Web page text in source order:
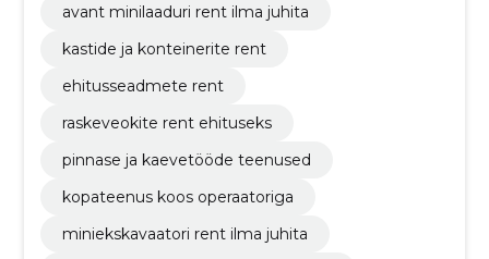
avant minilaaduri rent ilma juhita
kastide ja konteinerite rent
ehitusseadmete rent
raskeveokite rent ehituseks
pinnase ja kaevetööde teenused
kopateenus koos operaatoriga
miniekskavaatori rent ilma juhita